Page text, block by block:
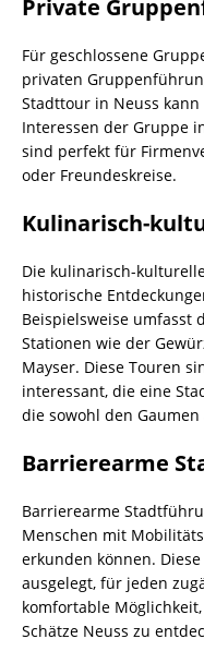
Private
Für geschlossene
privaten
Stadttour in Neuss
Interessen der Gruppe
sind perfekt für
oder Freundeskreise.
Kulinarisch-
Die kulinarisch-
historische
Beispielsweise umfasst
Stationen wie der
Mayser. Diese Touren
interessant, die eine
die sowohl den
Barrierearme
Barrierearme
Menschen mit
erkunden können.
ausgelegt, für jeden
komfortable
Schätze Neuss zu